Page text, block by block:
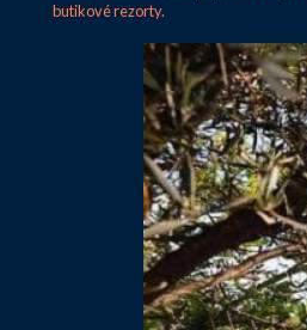
butikové rezorty.